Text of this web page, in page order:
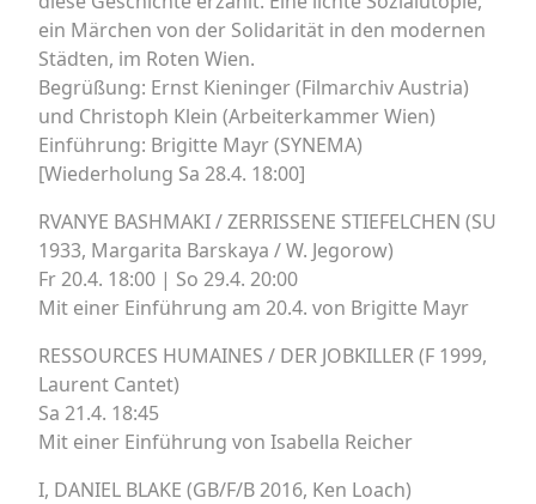
ein Märchen von der Solidarität in den modernen
Städten, im Roten Wien.
Begrüßung: Ernst Kieninger (Filmarchiv Austria)
und Christoph Klein (Arbeiterkammer Wien)
Einführung: Brigitte Mayr (SYNEMA)
[Wiederholung Sa 28.4. 18:00]
RVANYE BASHMAKI / ZERRISSENE STIEFELCHEN (SU
1933, Margarita Barskaya / W. Jegorow)
Fr 20.4. 18:00 | So 29.4. 20:00
Mit einer Einführung am 20.4. von Brigitte Mayr
RESSOURCES HUMAINES / DER JOBKILLER (F 1999,
Laurent Cantet)
Sa 21.4. 18:45
Mit einer Einführung von Isabella Reicher
I, DANIEL BLAKE (GB/F/B 2016, Ken Loach)